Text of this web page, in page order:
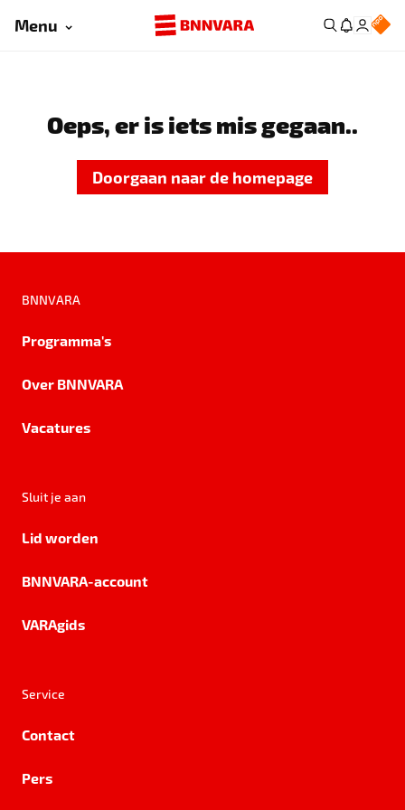
Menu
Oeps, er is iets mis gegaan..
Doorgaan naar de homepage
BNNVARA
Programma's
Over BNNVARA
Vacatures
Sluit je aan
Lid worden
BNNVARA-account
VARAgids
Service
Contact
Pers